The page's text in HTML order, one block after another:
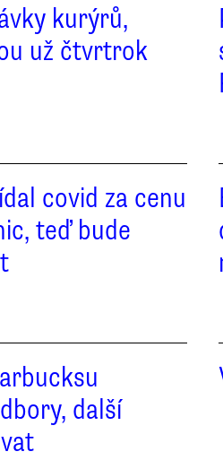
kurýrů,
už čtvrtrok
covid za cenu
teď bude
další